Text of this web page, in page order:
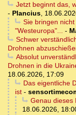
Jetzt beginnt das,
- Plancius,
Sie bringen
"Westeuropa"... -
Schwer
Drohnen
Absolut
Drohnen in die
18.06.2026, 17:09
Das eigentliche
ist -
Genau dieses
18.06.2026,